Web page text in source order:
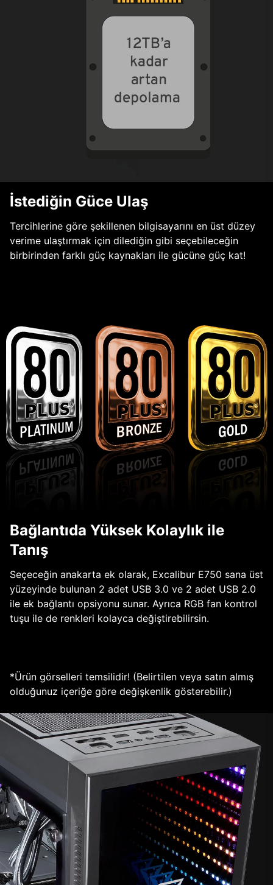
İstediğin Güce Ulaş
Tercihlerine göre şekillenen bilgisayarını en üst düzey
verime ulaştırmak için dilediğin gibi seçebileceğin
birbirinden farklı güç kaynakları ile gücüne güç kat!
Bağlantıda Yüksek Kolaylık ile
Tanış
Seçeceğin anakarta ek olarak, Excalibur E750 sana üst
yüzeyinde bulunan 2 adet USB 3.0 ve 2 adet USB 2.0
ile ek bağlantı opsiyonu sunar. Ayrıca RGB fan kontrol
tuşu ile de renkleri kolayca değiştirebilirsin.
*Ürün görselleri temsilidir! (Belirtilen veya satın almış
olduğunuz içeriğe göre değişkenlik gösterebilir.)